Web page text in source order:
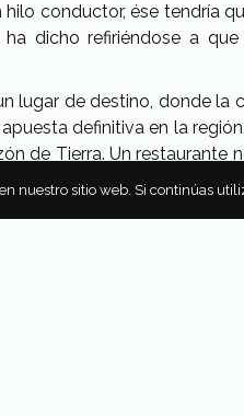
conductor, ése tendría
ha dicho refiriéndose a
lugar de destino, donde la
definitiva en la
de Tierra. Un
de escandalizarse que
como
nuestro sitio web. Si continúas